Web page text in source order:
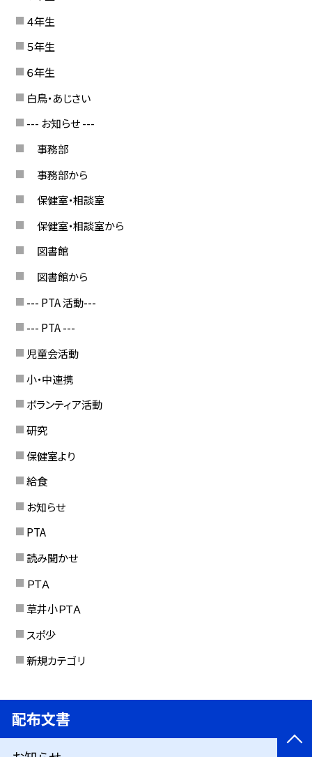
４年生
５年生
６年生
白鳥・あじさい
--- お知らせ ---
事務部
事務部から
保健室・相談室
保健室・相談室から
図書館
図書館から
--- PTA 活動---
--- PTA ---
児童会活動
小・中連携
ボランティア活動
研究
保健室より
給食
お知らせ
PTA
読み聞かせ
ＰＴＡ
草井小ＰＴＡ
スポ少
新規カテゴリ
配布文書